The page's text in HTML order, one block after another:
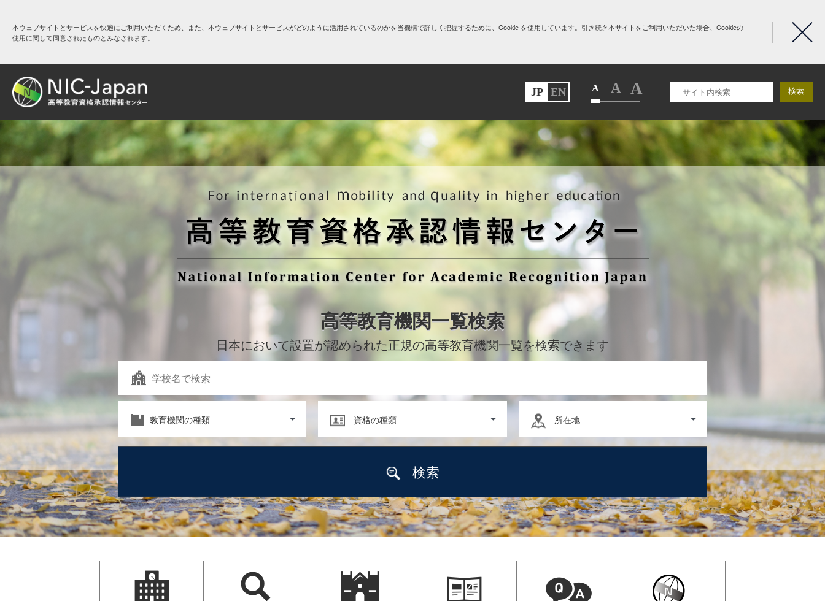
本ウェブサイトとサービスを快適にご利用いただくため、また、本ウェブサイトとサービスがどのように活用されているのかを当機構で詳しく把握するために、Cookie を使用しています。引き続き本サイトをご利用いただいた場合、Cookieの
使用に関して同意されたものとみなされます。
JP EN A A A 検索
高等教育機関一覧検索
日本において設置が認められた正規の高等教育機関一覧を検索できます
教育機関の種類 資格の種類 所在地
検索